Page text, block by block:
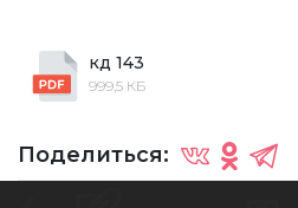
кд 143
999,5 КБ
Поделиться: